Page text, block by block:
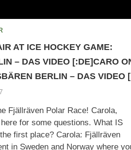
AT ICE HOCKEY GAME:
– DAS VIDEO [:DE]CARO
BERLIN – DAS VIDEO
Fjällräven Polar Race! Carola,
for some questions. What IS
first place? Carola: Fjällräven
in Sweden and Norway where